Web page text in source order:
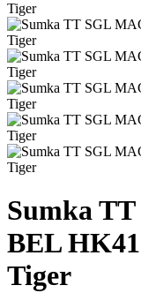
Sumka
BEL
Tiger